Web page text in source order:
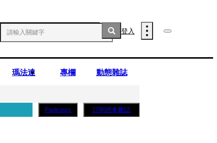
登入
瑪法達 專欄 動態雜誌
Podcasts 訂閱紙本雜誌